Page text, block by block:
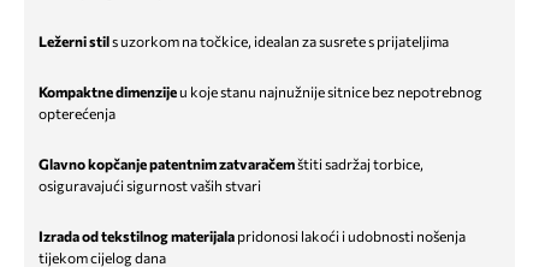
Ležerni stils uzorkom na točkice, idealan za susrete s prijateljima
Kompaktne dimenzijeu koje stanu najnužnije sitnice bez nepotrebnog
opterećenja
Glavno kopčanje patentnim zatvaračemštiti sadržaj torbice,
osiguravajući sigurnost vaših stvari
Izrada od tekstilnog materijala pridonosi lakoći i udobnosti nošenja
tijekom cijelog dana